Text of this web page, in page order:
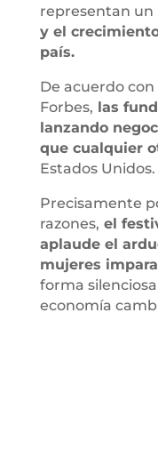
representan un
y el
país.
De acuerdo
Forbes, las
lanzando
que cualquier
Estados Unidos.
Precisamente
razones, el
aplaude el
mujeres
forma
economía